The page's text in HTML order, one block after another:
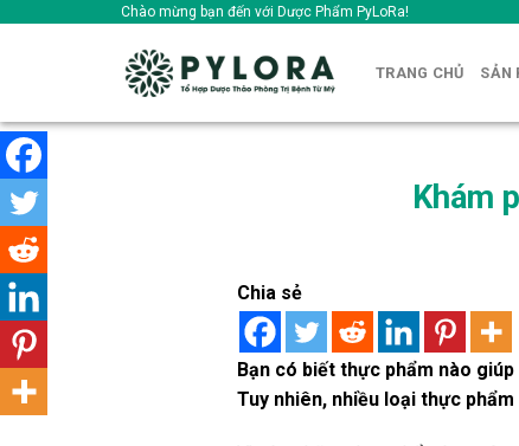
Chào mừng bạn đến với Dược Phẩm PyLoRa!
TRANG CHỦ SẢN
Khám
Chia sẻ
Bạn có biết thực phẩm nào
Tuy nhiên, nhiều loại thực